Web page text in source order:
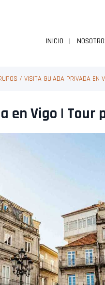
INICIO
/ VISITA GUIADA PRIVADA EN
en Vigo | Tour